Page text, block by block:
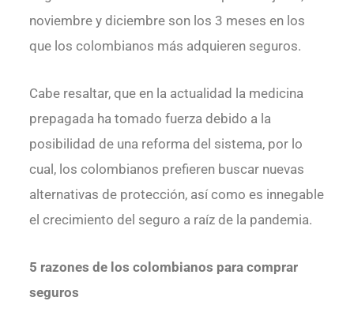
noviembre y diciembre son los 3 meses en los
que los colombianos más adquieren seguros.
Cabe resaltar, que en la actualidad la medicina
prepagada ha tomado fuerza debido a la
posibilidad de una reforma del sistema, por lo
cual, los colombianos prefieren buscar nuevas
alternativas de protección, así como es innegable
el crecimiento del seguro a raíz de la pandemia.
5 razones de los colombianos para comprar
seguros